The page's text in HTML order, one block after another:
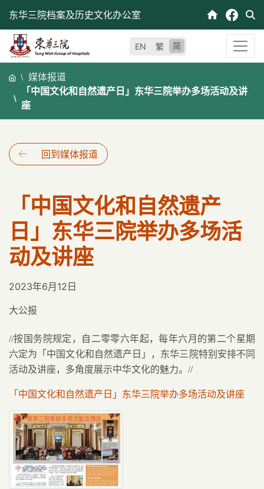
东华三院档案及历史文化办公室
EN 繁 简
媒体报道
「中国文化和自然遗产日」东华三院举办多场活动及讲
座
回到媒体报道
「中国文化和自然遗产
日」东华三院举办多场活
动及讲座
2023年6月12日
大公报
//按国务院规定，自二零零六年起，每年六月的第二个星期
六定为「中国文化和自然遗产日」，东华三院特别安排不同
活动及讲座，多角度展示中华文化的魅力。 //
「中国文化和自然遗产日」东华三院举办多场活动及讲座